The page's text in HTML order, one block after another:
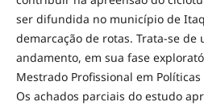
ser difundida no município de
demarcação de rotas. Trata-se de
andamento, em sua fase
Mestrado Profissional em
Os achados parciais do estudo